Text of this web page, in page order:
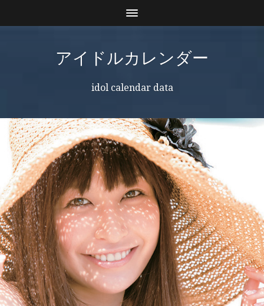
アイドルカレンダー
idol calendar data